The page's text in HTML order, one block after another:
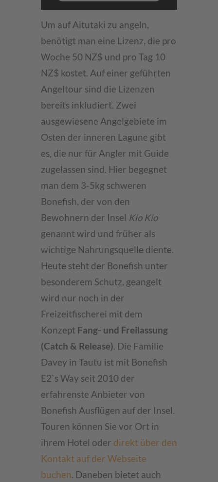
Usercentrics Consent
Um auf Aitutaki zu angeln,
benötigt man eine Lizenz, die pro
Woche 50 NZ$ und pro Tag 10
NZ$ kostet. Auf einer geführten
Angeltour sind die Lizenzen
bereits inkludiert. Zwei
ausgewiesene Angelgebiete im
Osten der inneren Lagune gibt
es, die nur für Angler mit Guide
zugelassen sind. Hier begegnet
man dem 3-5kg schweren
Bonefish, der von den
Bewohnern der Insel Kio Kio
genannt wird und früher als
wichtige Nahrungsquelle diente.
Heute steht der Bonefish unter
besonderem Schutz, geangelt
wird nur noch in der
Freizeitfischerei mit dem
Konzept Fang- und Freilassung
(Catch & Release). Die Familie
Davey in Tautu ist mit Bonefish
E2`s Way seit 2010 der
erfahrenste Anbieter von
Bonefish Ausflügen auf der Insel.
Touren können Sie vor Ort in
ihrem Hotel oder direkt über den
Kontakt auf der Webseite
buchen. Daneben bietet auch